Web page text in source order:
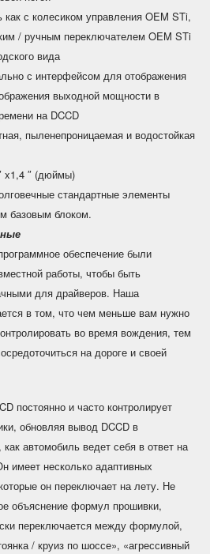
с колесиком управления OEM STi,
/ ручным переключателем OEM STi
вида
с интерфейсом для отображения
выходной мощности в
на DCCD
пыленепроницаемая и водостойкая
x1,4 ″ (дюймы)
стандартные элементы
базовым блоком.
обеспечение были
работы, чтобы быть
для драйверов. Наша
в том, что чем меньше вам нужно
во время вождения, тем
на дороге и своей
постоянно и часто контролирует
обновляя вывод DCCD в
как автомобиль ведет себя в ответ на
имеет несколько адаптивных
он переключает на лету. Не
объяснение формул прошивки,
переключается между формулой,
/ круиз по шоссе», «агрессивный